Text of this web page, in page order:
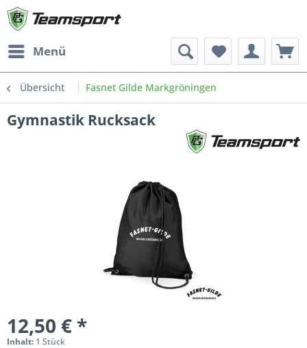
Menü
Übersicht Fasnet Gilde Markgröningen
Gymnastik Rucksack
12,50 € *
Inhalt: 1 Stück